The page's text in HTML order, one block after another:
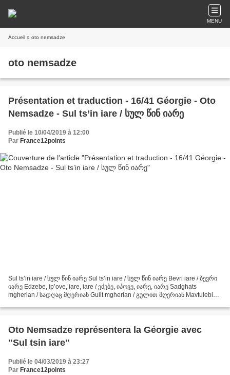
MENU
Accueil » oto nemsadze
oto nemsadze
Présentation et traduction - 16/41 Géorgie - Oto
Nemsadze - Sul ts’in iare / სულ წინ იარე
Publié le 10/04/2019 à 12:00
Par France12points
Sul ts’in iare / სულ წინ იარე Sul ts’in iare / სულ წინ იარე Bevri iare / ბევრი
იარე Edzebe, ip’ove, iare, iare / ეძებე, იპოვე, იარე, იარე Sadghats
mgherian / სადღაც მღერიან Gulit mgherian / გულით მღერიან Mavtulebia /
Oto Nemsadze représentera la Géorgie avec
"Sul tsin iare"
Publié le 04/03/2019 à 23:27
Par France12points